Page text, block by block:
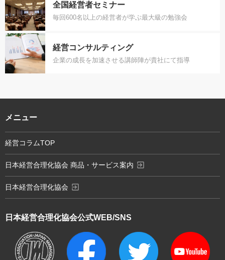
全国経営者セミナー
毎回600名以上の経営者が学ぶ最大級の勉強会
経営コンサルティング
企業の成長を加速させる講師陣が貴社にて指導
日本経営合理化協会公式WEB/SNS
メニュー
経営コラムTOP
日本経営合理化協会 商品・サービス案内 exit_to_app
日本経営合理化協会 exit_to_app